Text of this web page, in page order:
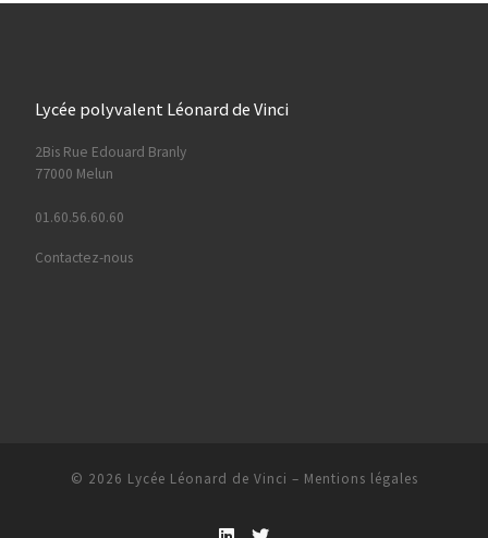
Lycée polyvalent Léonard de Vinci
2Bis Rue Edouard Branly
77000 Melun
01.60.56.60.60
Contactez-nous
© 2026 Lycée Léonard de Vinci – Mentions légales